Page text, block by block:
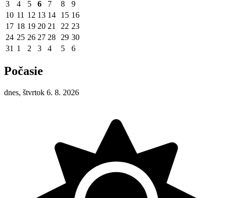
3
4 5 6 7 8
9
10 11 12 13 14 15 16
17 18 19 20 21 22 23
24 25 26 27 28 29 30
31 1 2 3 4 5 6
Počasie
dnes, štvrtok 6. 8. 2026